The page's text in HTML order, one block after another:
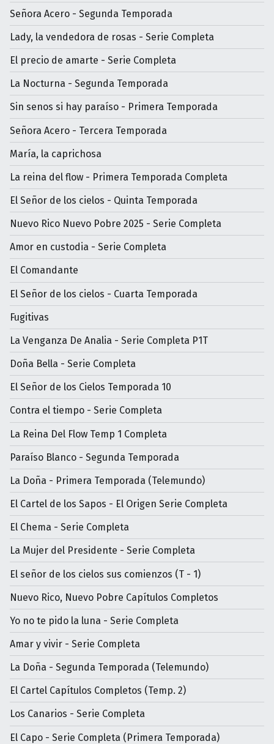
Señora Acero - Segunda Temporada
Lady, la vendedora de rosas - Serie Completa
El precio de amarte - Serie Completa
La Nocturna - Segunda Temporada
Sin senos si hay paraíso - Primera Temporada
Señora Acero - Tercera Temporada
María, la caprichosa
La reina del flow - Primera Temporada Completa
El Señor de los cielos - Quinta Temporada
Nuevo Rico Nuevo Pobre 2025 - Serie Completa
Amor en custodia - Serie Completa
El Comandante
El Señor de los cielos - Cuarta Temporada
Fugitivas
La Venganza De Analia - Serie Completa P1T
Doña Bella - Serie Completa
El Señor de los Cielos Temporada 10
Contra el tiempo - Serie Completa
La Reina Del Flow Temp 1 Completa
Paraíso Blanco - Segunda Temporada
La Doña - Primera Temporada (Telemundo)
El Cartel de los Sapos - El Origen Serie Completa
El Chema - Serie Completa
La Mujer del Presidente - Serie Completa
El señor de los cielos sus comienzos (T - 1)
Nuevo Rico, Nuevo Pobre Capítulos Completos
Yo no te pido la luna - Serie Completa
Amar y vivir - Serie Completa
La Doña - Segunda Temporada (Telemundo)
El Cartel Capítulos Completos (Temp. 2)
Los Canarios - Serie Completa
El Capo - Serie Completa (Primera Temporada)